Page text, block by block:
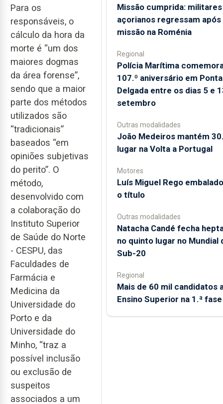
Para os
responsáveis, o
cálculo da hora da
morte é “um dos
maiores dogmas
da área forense”,
sendo que a maior
parte dos métodos
utilizados são
“tradicionais”
baseados “em
opiniões subjetivas
do perito”. O
método,
desenvolvido com
a colaboração do
Instituto Superior
de Saúde do Norte
- CESPU, das
Faculdades de
Farmácia e
Medicina da
Universidade do
Porto e da
Universidade do
Minho, “traz a
possível inclusão
ou exclusão de
suspeitos
associados a um
Missão cumprida: militares
açorianos regressam após
missão na Roménia
Regional
Polícia Marítima
107.º aniversário em Ponta
Delgada entre os dias 5 e
setembro
Outras modalidades
João Medeiros mantém
lugar na Volta a Portugal
Motores
Luís Miguel Rego
o título
Outras modalidades
Natacha Candé fecha
no quinto lugar no Mundial
Sub-20
Regional
Mais de 60 mil candidatos
Ensino Superior na 1.ª fase